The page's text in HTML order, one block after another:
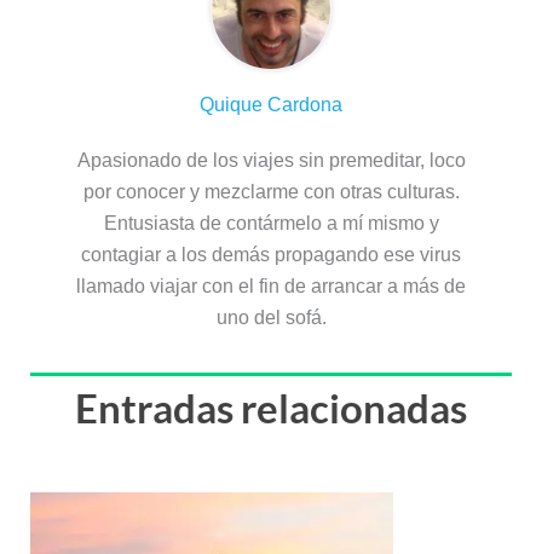
Quique Cardona
Apasionado de los viajes sin premeditar, loco
por conocer y mezclarme con otras culturas.
Entusiasta de contármelo a mí mismo y
contagiar a los demás propagando ese virus
llamado viajar con el fin de arrancar a más de
uno del sofá.
Entradas relacionadas